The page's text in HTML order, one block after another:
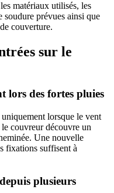
matériaux utilisés, les
soudure prévues ainsi que
couverture.
sur le
lors des fortes pluies
lorsque le vent
couvreur découvre un
Une nouvelle
fixations suffisent à
plusieurs